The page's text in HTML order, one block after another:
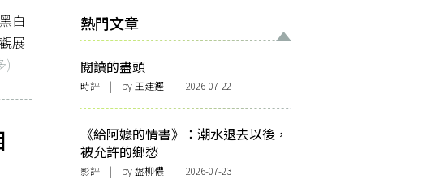
白
展
)
熱門文章
閱讀的盡頭
時評 | by 王建鏗 | 2026-07-22
《給阿嬤的情書》：潮水退去以後，
被允許的鄉愁
影評 | by 盤柳儂 | 2026-07-23